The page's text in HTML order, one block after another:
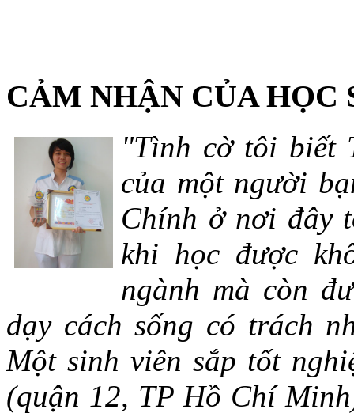
CẢM NHẬN CỦA HỌC
"Tình cờ tôi biết
của một người
Chính ở nơi đây
khi học được
ngành mà còn
dạy cách sống có trách
Một sinh viên sắp tốt
(quận 12, TP Hồ Chí